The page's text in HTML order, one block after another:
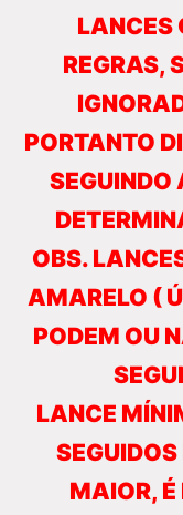
LANCES
REGRAS,
PORTANTO
SEGUINDO
OBS.
AMARELO (
PODEM OU
LANCE
MAIOR, É